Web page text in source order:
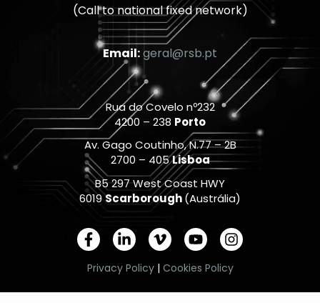
(Call to national fixed network)
Email:geral@rsb.pt
Rua do Covelo nº232
4200 – 238 Porto
Av. Gago Coutinho, N.77 – 2B
2700 – 405Lisboa
B5 297 West Coast HWY
6019Scarborough(Austrália)
F
a
c
e
b
L
i
n
k
e
V
i
m
e
o
Y
o
u
t
u
I
n
s
t
a
Privacy Policy| Cookies Policy